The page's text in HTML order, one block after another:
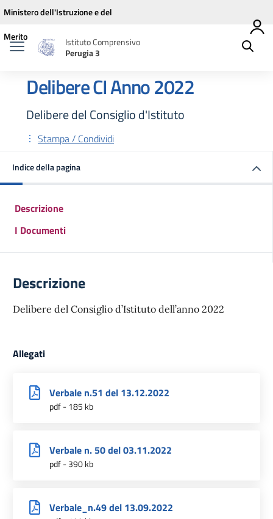
Vai ai contenuti
Vai al menu di navigazione
Vai al footer
Ministero dell'Istruzione e del
Merito
Istituto Comprensivo
Perugia 3
Delibere CI Anno 2022
Delibere del Consiglio d'Istituto
Stampa / Condividi
Indice della pagina
Descrizione
I Documenti
Descrizione
Delibere del Consiglio d’Istituto dell’anno 2022
Allegati
Verbale n.51 del 13.12.2022
pdf - 185 kb
Verbale n. 50 del 03.11.2022
pdf - 390 kb
Verbale_n.49 del 13.09.2022